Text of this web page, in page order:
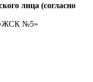
лица (согласно
«ЖСК №5»